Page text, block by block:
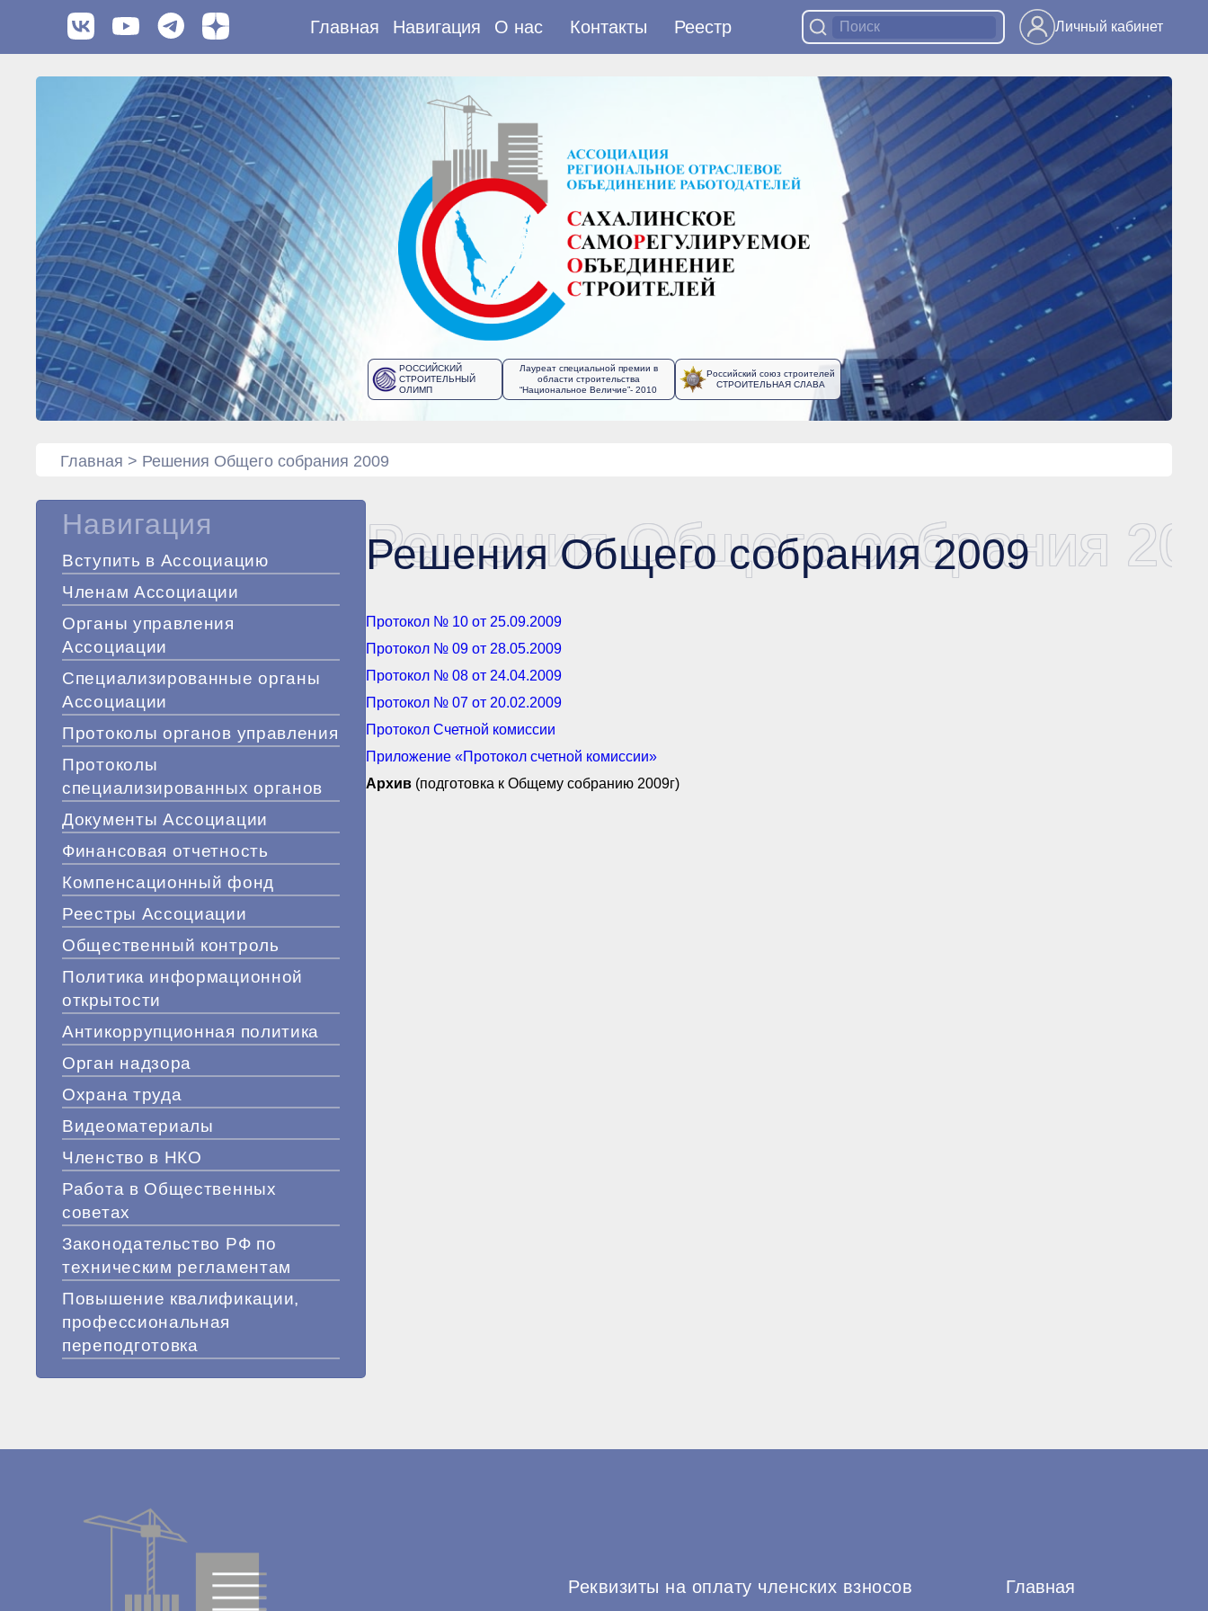
Главная Навигация О нас Контакты Реестр Личный кабинет
РОССИЙСКИЙ
СТРОИТЕЛЬНЫЙ
ОЛИМП
Лауреат специальной премии в
области строительства
“Национальное Величие”- 2010
Российский союз строителей
СТРОИТЕЛЬНАЯ СЛАВА
Главная > Решения Общего собрания 2009
Навигация
Вступить в Ассоциацию
Членам Ассоциации
Органы управления
Ассоциации
Специализированные органы
Ассоциации
Протоколы органов управления
Протоколы
специализированных органов
Документы Ассоциации
Финансовая отчетность
Компенсационный фонд
Реестры Ассоциации
Общественный контроль
Политика информационной
открытости
Антикоррупционная политика
Орган надзора
Охрана труда
Видеоматериалы
Членство в НКО
Работа в Общественных
советах
Законодательство РФ по
техническим регламентам
Повышение квалификации,
профессиональная
переподготовка
Решения Общего собрания 2009
Решения Общего собрания
Протокол № 10 от 25.09.2009
Протокол № 09 от 28.05.2009
Протокол № 08 от 24.04.2009
Протокол № 07 от 20.02.2009
Протокол Счетной комиссии
Приложение «Протокол счетной комиссии»
Архив(подготовка к Общему собранию 2009г)
Реквизиты на оплату членских взносов
Главная